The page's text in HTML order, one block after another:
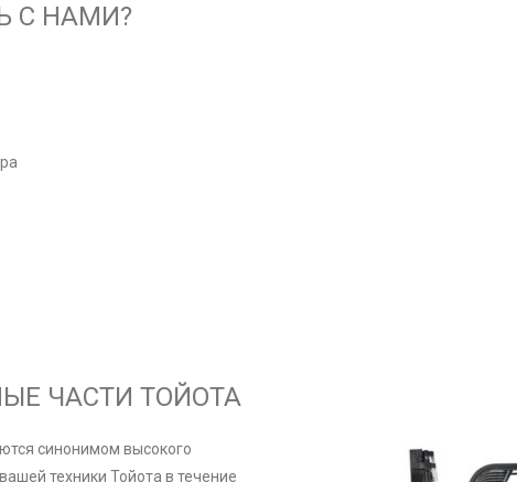
С НАМИ?
ЧАСТИ ТОЙОТА
синонимом высокого
техники Тойота в течение